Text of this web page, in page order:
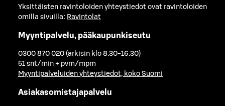
Yksittäisten ravintoloiden yhteystiedot ovat ravintoloiden
omilla sivuilla: Ravintolat
Myyntipalvelu, pääkaupunkiseutu
0300 870 020 (arkisin klo 8.30-16.30)
51 snt/min + pvm/mpm
Myyntipalveluiden yhteystiedot, koko Suomi
Asiakasomistajapalvelu